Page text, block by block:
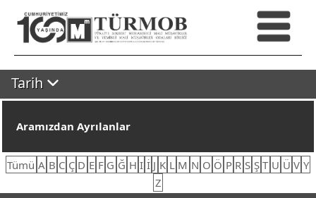
Tarih
Aramızdan Ayrılanlar
Tümü A B C Ç D E F G Ğ H I İ J K L M N O Ö P R S Ş T U Ü V Y
Z